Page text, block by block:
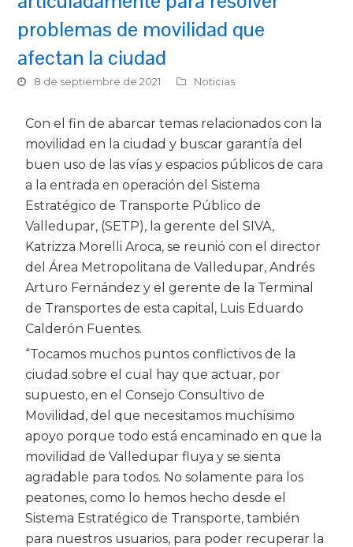
problemas de movilidad que
afectan la ciudad
8 de septiembre de 2021 Noticias
Con el fin de abarcar temas relacionados con la
movilidad en la ciudad y buscar garantía del
buen uso de las vías y espacios públicos de cara
a la entrada en operación del Sistema
Estratégico de Transporte Público de
Valledupar, (SETP), la gerente del SIVA,
Katrizza Morelli Aroca, se reunió con el director
del Área Metropolitana de Valledupar, Andrés
Arturo Fernández y el gerente de la Terminal
de Transportes de esta capital, Luis Eduardo
Calderón Fuentes.
“Tocamos muchos puntos conflictivos de la
ciudad sobre el cual hay que actuar, por
supuesto, en el Consejo Consultivo de
Movilidad, del que necesitamos muchísimo
apoyo porque todo está encaminado en que la
movilidad de Valledupar fluya y se sienta
agradable para todos. No solamente para los
peatones, como lo hemos hecho desde el
Sistema Estratégico de Transporte, también
para nuestros usuarios, para poder recuperar la